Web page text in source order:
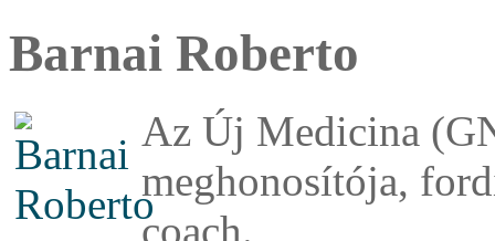
Barnai Roberto
Az Új Medicina
meghonosítója,
coach.